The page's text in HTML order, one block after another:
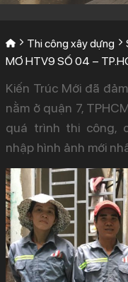
Thi công xây dựng
MƠ HTV9 SỐ 04 –
Kiến Trúc Mới đã
nằm ở quận 7,
quá trình thi công,
nhập hình ảnh mới